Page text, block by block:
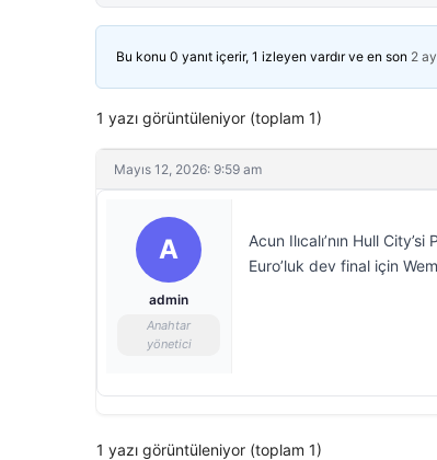
Bu konu 0 yanıt içerir, 1 izleyen vardır ve en son 2
1 yazı görüntüleniyor (toplam 1)
Mayıs 12, 2026: 9:59 am
A
admin
Anahtar
yönetici
Acun Ilıcalı’nın Hull
Euro’luk dev final için
1 yazı görüntüleniyor (toplam 1)